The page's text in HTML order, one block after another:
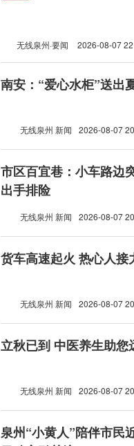
无线泉州·要闻 2026-08-07
南安：“爱心水柜”送出
无线泉州 新闻 2026-08-07
市区百宜巷：小车路边
出手排险
无线泉州 新闻 2026-08-07
货车高速起火 热心人接
无线泉州 新闻 2026-08-07
立秋已到 中医养生助您
无线泉州 新闻 2026-08-07
泉州“小黄人”陪伴市民